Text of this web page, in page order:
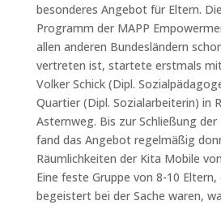
besonderes Angebot für Eltern.
Programm der MAPP
allen anderen Bundesländern
vertreten ist, startete erstmals
Volker Schick (Dipl.
Quartier (Dipl. Sozialarbeiterin) in
Asternweg. Bis zur Schließung
fand das Angebot regelmäßig
Räumlichkeiten der Kita Mobile
Eine feste Gruppe von 8-10 Eltern,
begeistert bei der Sache waren,